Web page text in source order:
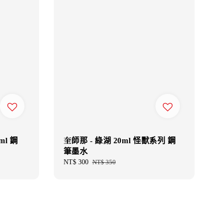
鋼
奎師那 - 綠湖 20ml 怪獸系列 鋼
筆墨水
Sale
NT$ 300 Regular
NT$ 350